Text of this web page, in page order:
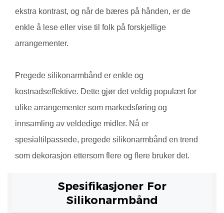
ekstra kontrast, og når de bæres på hånden, er de
enkle å lese eller vise til folk på forskjellige
arrangementer.
Pregede silikonarmbånd er enkle og
kostnadseffektive. Dette gjør det veldig populært for
ulike arrangementer som markedsføring og
innsamling av veldedige midler. Nå er
spesialtilpassede, pregede silikonarmbånd en trend
som dekorasjon ettersom flere og flere bruker det.
Spesifikasjoner For
Silikonarmbånd